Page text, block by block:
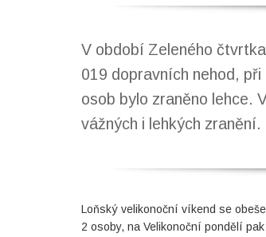
V období Zeleného
019 dopravních nehod,
osob bylo zraněno lehce.
vážných i lehkých zranění.
Loňský velikonoční víkend se
2 osoby, na Velikonoční pondělí